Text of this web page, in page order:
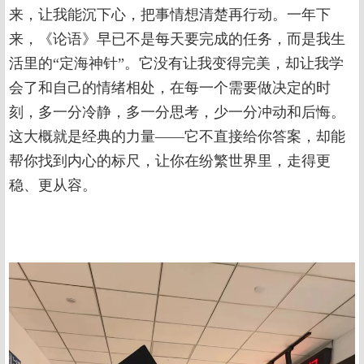
来，让我能沉下心，把事情想清楚再行动。一年下
来，《论语》早已不是每天要完成的任务，而是我生
活里的“定海神针”。它没有让我变得完美，却让我学
会了和自己的情绪相处，在每一个需要做决定的时
刻，多一分冷静，多一分思考，少一分冲动和后悔。
这大概就是经典的力量——它不直接给你答案，却能
帮你找到内心的标尺，让你在纷繁世界里，走得更
稳、更从容。